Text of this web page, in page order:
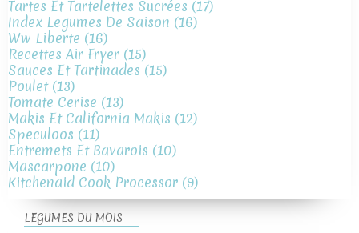
Tartes Et Tartelettes Sucrées (17)
Index Legumes De Saison (16)
Ww Liberte (16)
Recettes Air Fryer (15)
Sauces Et Tartinades (15)
Poulet(13)
Tomate Cerise (13)
Makis Et California Makis (12)
Speculoos (11)
Entremets Et Bavarois (10)
Mascarpone (10)
Kitchenaid Cook Processor (9)
LEGUMES DU MOIS